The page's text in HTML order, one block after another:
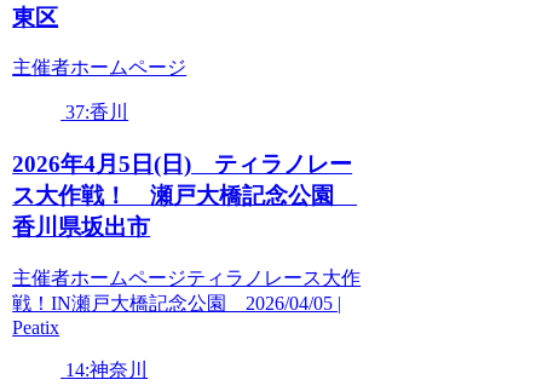
東区
主催者ホームページ
37:香川
2026年4月5日(日) ティラノレー
ス大作戦！ 瀬戸大橋記念公園
香川県坂出市
主催者ホームページティラノレース大作
戦！IN瀬戸大橋記念公園 2026/04/05 |
Peatix
14:神奈川